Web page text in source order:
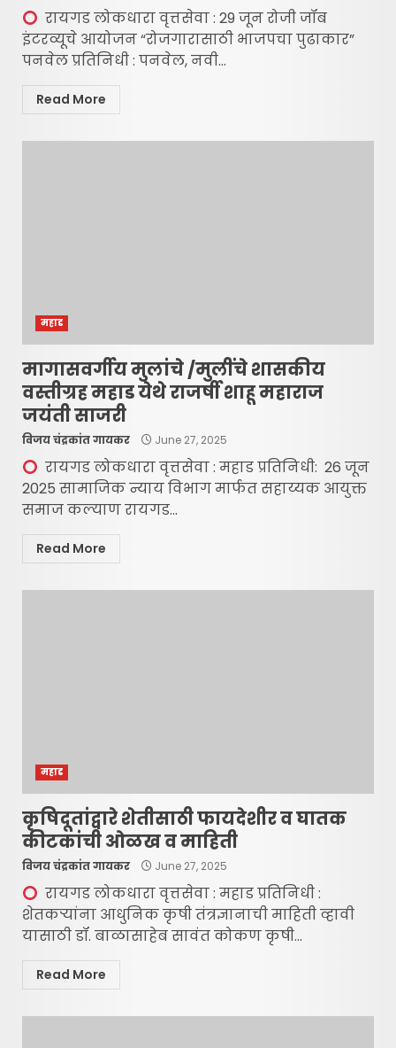
रायगड लोकधारा वृत्तसेवा : 29 जून रोजी जॉब
इंटरव्यूचे आयोजन “रोजगारासाठी भाजपचा पुढाकार”
पनवेल प्रतिनिधी : पनवेल, नवी...
Read More
महाड
मागासवर्गीय मुलांचे /मुलींचे शासकीय
वस्तीग्रह महाड येथे राजर्षी शाहू महाराज
जयंती साजरी
विजय चंद्रकांत गायकर June 27, 2025
रायगड लोकधारा वृत्तसेवा : महाड प्रतिनिधी: 26 जून
2025 सामाजिक न्याय विभाग मार्फत सहाय्यक आयुक्त
समाज कल्याण रायगड...
Read More
महाड
कृषिदूतांद्वारे शेतीसाठी फायदेशीर व घातक
कीटकांची ओळख व माहिती
विजय चंद्रकांत गायकर June 27, 2025
रायगड लोकधारा वृत्तसेवा : महाड प्रतिनिधी :
शेतकऱ्यांना आधुनिक कृषी तंत्रज्ञानाची माहिती व्हावी
यासाठी डॉ. बाळासाहेब सावंत कोकण कृषी...
Read More